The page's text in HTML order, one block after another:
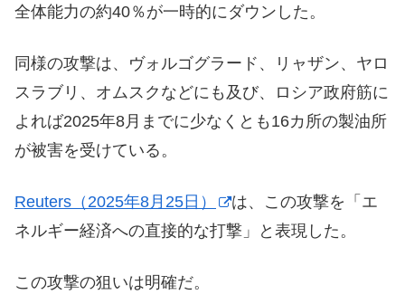
全体能力の約40％が一時的にダウンした。
同様の攻撃は、ヴォルゴグラード、リャザン、ヤロ
スラブリ、オムスクなどにも及び、ロシア政府筋に
よれば2025年8月までに少なくとも16カ所の製油所
が被害を受けている。
Reuters（2025年8月25日）
は、この攻撃を「エ
ネルギー経済への直接的な打撃」と表現した。
この攻撃の狙いは明確だ。